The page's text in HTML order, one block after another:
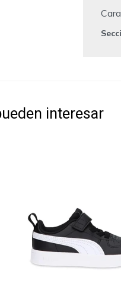
interesar